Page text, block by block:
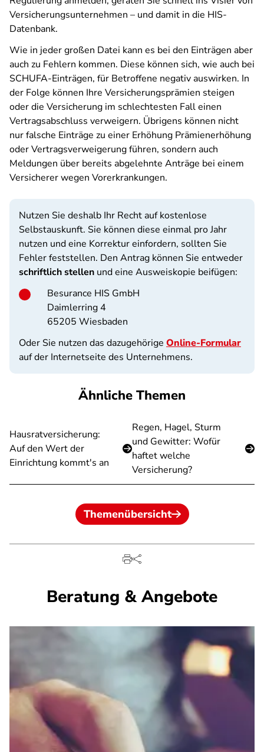
Versicherungsunternehmen – und damit in die HIS-
Datenbank.
Wie in jeder großen Datei kann es bei den Einträgen aber
auch zu Fehlern kommen. Diese können sich, wie auch bei
SCHUFA-Einträgen, für Betroffene negativ auswirken. In
der Folge können Ihre Versicherungsprämien steigen
oder die Versicherung im schlechtesten Fall einen
Vertragsabschluss verweigern. Übrigens können nicht
nur falsche Einträge zu einer Erhöhung Prämienerhöhung
oder Vertragsverweigerung führen, sondern auch
Meldungen über bereits abgelehnte Anträge bei einem
Versicherer wegen Vorerkrankungen.
Nutzen Sie deshalb Ihr Recht auf kostenlose
Selbstauskunft. Sie können diese einmal pro Jahr
nutzen und eine Korrektur einfordern, sollten Sie
Fehler feststellen. Den Antrag können Sie entweder
schriftlich stellen und eine Ausweiskopie beifügen:
Besurance HIS GmbH
Daimlerring 4
65205 Wiesbaden
Oder Sie nutzen das dazugehörige Online-Formular
auf der Internetseite des Unternehmens.
Ähnliche Themen
Hausratversicherung:
Auf den Wert der
Einrichtung kommt's an
Regen, Hagel, Sturm
und Gewitter: Wofür
haftet welche
Versicherung?
Themenübersicht
Beratung & Angebote